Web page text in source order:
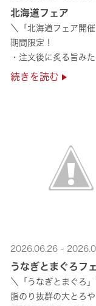
北海道フェア
＼「北海道フェア開
期間限定！
・注文後に炙る旨み
・濃厚な甘みの「北海
続きを読む
2026.06.26 -
うなぎとまぐろフ
＼「うなぎとまぐろ
脂のり抜群の大とろや